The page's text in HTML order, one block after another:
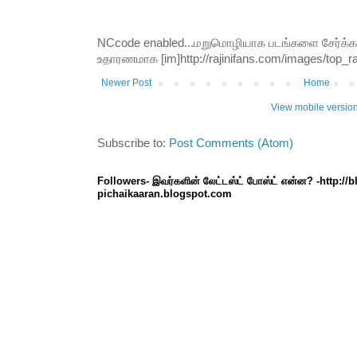
NCcode enabled...மறுமொழியாக படங்களை சேர்க்க
உதாரணமாக [im]http://rajinifans.com/images/
Newer Post Home
View mobile
Subscribe to: Post Comments (Atom)
Followers- இவர்களின் லேட்டஸ்ட் போஸ்ட் என்ன? -http://
pichaikaaran.blogspot.com